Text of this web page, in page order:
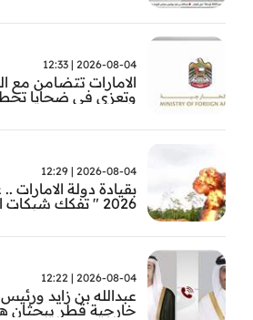
2026-08-04 | 12:33
الامارات تتضامن مع
وتعزي في ضحايا
2026-08-04 | 12:29
بقيادة دولة الامارات
2026 " تفكك
2026-08-04 | 12:22
عبدالله بن زايد
خارجية قطر يبحثان